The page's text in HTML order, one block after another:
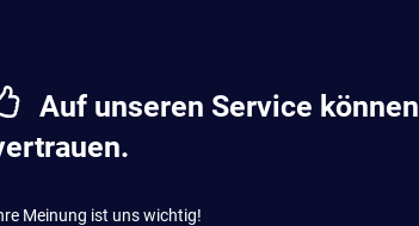
Auf unseren Service
Meinung ist uns wichtig!